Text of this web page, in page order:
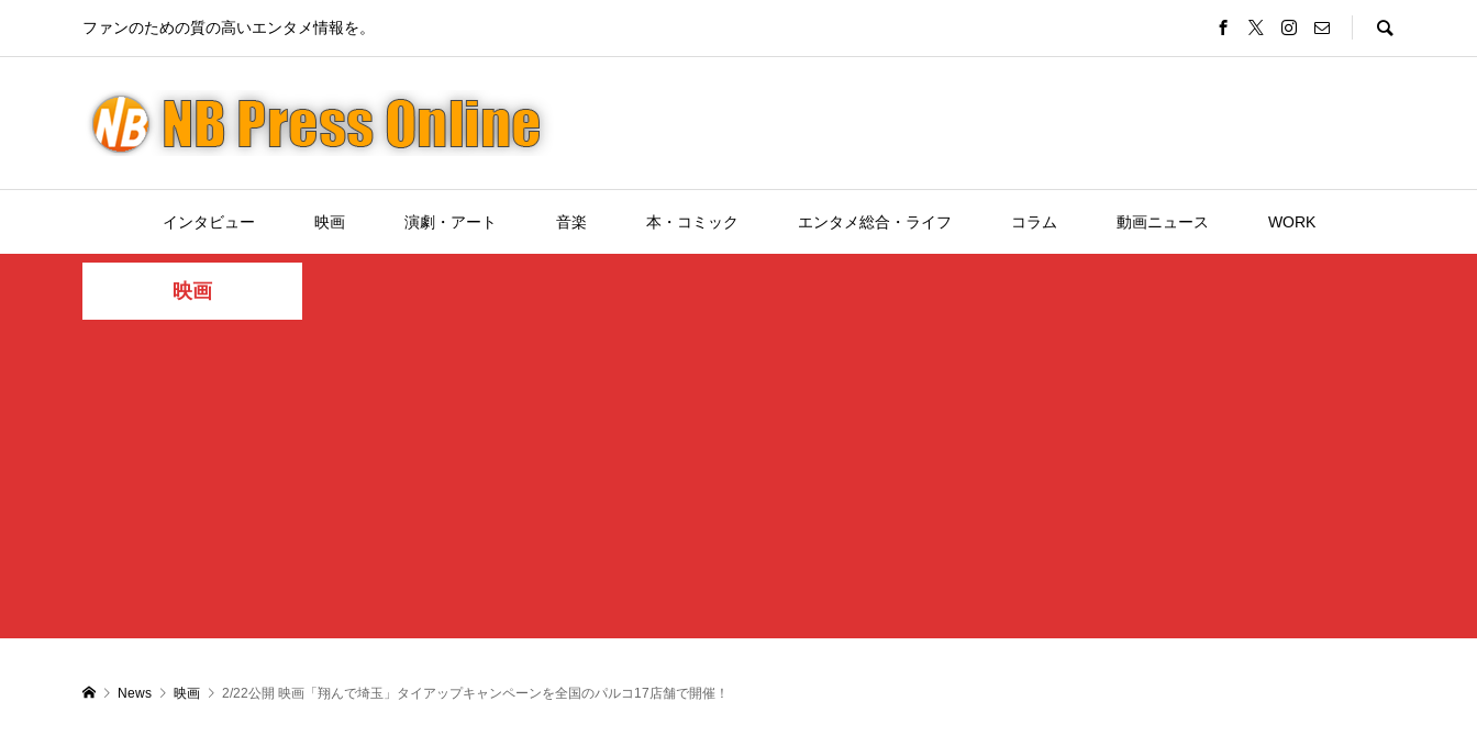
ファンのための質の高いエンタメ情報を。
インタビュー 映画 演劇・アート 音楽 本・コミック エンタメ総合・ライフ コラム 動画ニュース WORK
映画
News 映画 2/22公開 映画「翔んで埼玉」タイアップキャンペーンを全国のパルコ17店舗で開催！